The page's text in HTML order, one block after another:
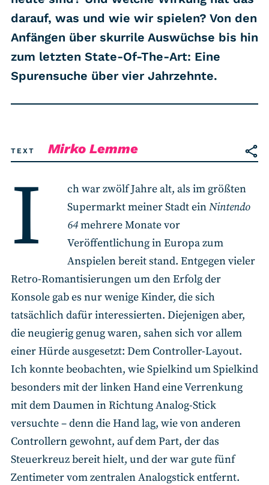
COMMUNITY
IMPRESSUM
DATENSCHUTZ
Unterstützen
darauf, was und wie wir spielen? Von den
Anfängen über skurrile Auswüchse bis hin
zum letzten State-Of-The-Art: Eine
Spurensuche über vier Jahrzehnte.
TEXT Mirko Lemme
I
ch war zwölf Jahre alt, als im größten
Supermarkt meiner Stadt einNintendo
64mehrere Monate vor
Veröffentlichung in Europa zum
Anspielen bereit stand. Entgegen vieler
Retro-Romantisierungen um den Erfolg der
Konsole gab es nur wenige Kinder, die sich
tatsächlich dafür interessierten. Diejenigen aber,
die neugierig genug waren, sahen sich vor allem
einer Hürde ausgesetzt: Dem Controller-Layout.
Ich konnte beobachten, wie Spielkind um Spielkind
besonders mit der linken Hand eine Verrenkung
mit dem Daumen in Richtung Analog-Stick
versuchte – denn die Hand lag, wie von anderen
Controllern gewohnt, auf dem Part, der das
Steuerkreuz bereit hielt, und der war gute fünf
Zentimeter vom zentralen Analogstick entfernt.